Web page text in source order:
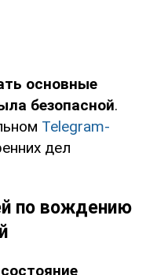
основные
безопасной.
Telegram-
дел
по вождению